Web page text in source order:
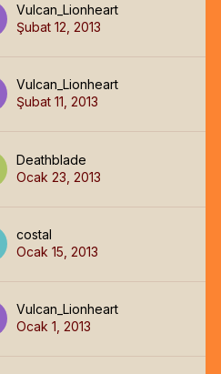
Vulcan_Lionheart
Şubat 12, 2013
Vulcan_Lionheart
Şubat 11, 2013
Deathblade
Ocak 23, 2013
costal
Ocak 15, 2013
Vulcan_Lionheart
Ocak 1, 2013